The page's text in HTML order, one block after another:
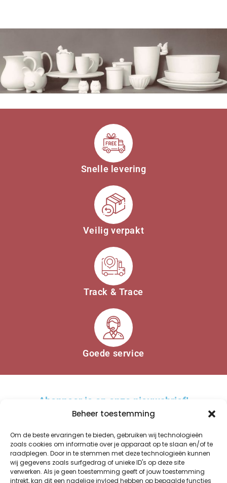
Beheer toestemming
Om de beste ervaringen te bieden, gebruiken wij technologieën
zoals cookies om informatie over je apparaat op te slaan en/of te
raadplegen. Door in te stemmen met deze technologieën kunnen
wij gegevens zoals surfgedrag of unieke ID's op deze site
verwerken. Als je geen toestemming geeft of jouw toestemming
intrekt, kan dit een nadelige invloed hebben op bepaalde functies
Snelle levering
Veilig verpakt
Track & Trace
Goede service
Abonneer je op onze nieuwsbrief!
AANMELDEN